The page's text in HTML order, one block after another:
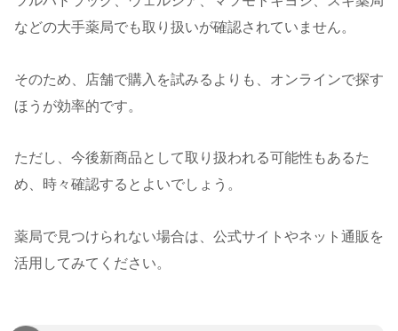
などの大手薬局でも取り扱いが確認されていません。
そのため、店舗で購入を試みるよりも、オンラインで探す
ほうが効率的です。
ただし、今後新商品として取り扱われる可能性もあるた
め、時々確認するとよいでしょう。
薬局で見つけられない場合は、公式サイトやネット通販を
活用してみてください。